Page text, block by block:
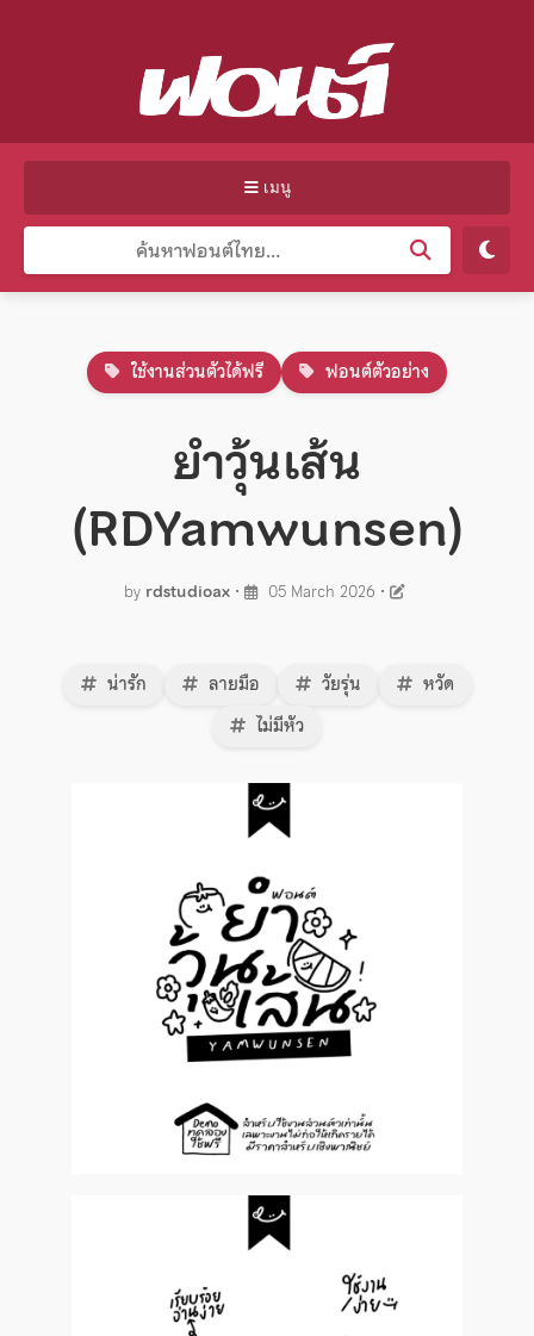
เมนู
ใช้งานส่วนตัวได้ฟรี ฟอนต์ตัวอย่าง
ยำวุ้นเส้น
(RDYamwunsen)
by rdstudioax• 05 March 2026 •
น่ารัก ลายมือ วัยรุ่น
หวัด
ไม่มีหัว